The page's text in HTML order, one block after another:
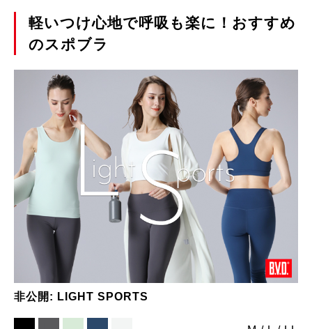
軽いつけ心地で呼吸も楽に！おすすめ
のスポブラ
非公開: LIGHT SPORTS